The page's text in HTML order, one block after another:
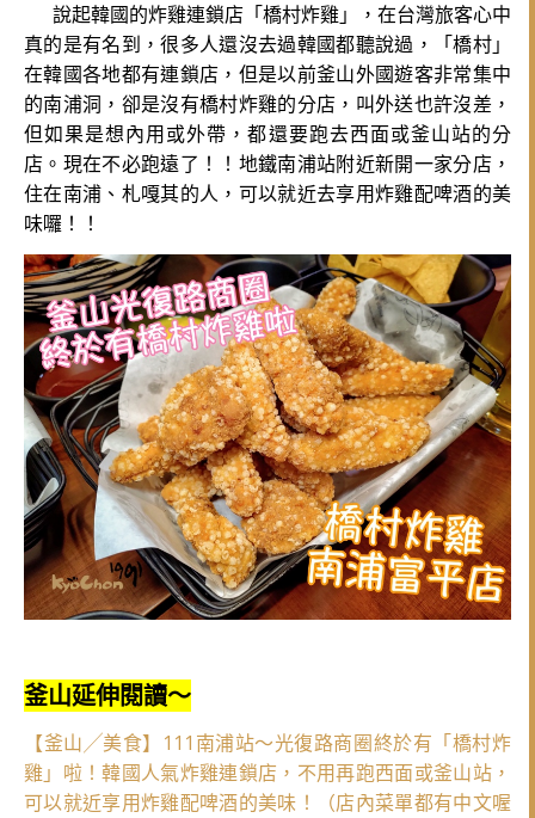
說起韓國的炸雞連鎖店「橋村炸雞」，在台灣旅客心中
真的是有名到，很多人還沒去過韓國都聽說過，「橋村」
在韓國各地都有連鎖店，但是以前釜山外國遊客非常集中
的南浦洞，卻是沒有橋村炸雞的分店，叫外送也許沒差，
但如果是想內用或外帶，都還要跑去西面或釜山站的分
店。現在不必跑遠了！！地鐵南浦站附近新開一家分店，
住在南浦、札嘎其的人，可以就近去享用炸雞配啤酒的美
味囉！！
釜山延伸閱讀～
【釜山╱美食】111南浦站～光復路商圈終於有「橋村炸
雞」啦！韓國人氣炸雞連鎖店，不用再跑西面或釜山站，
可以就近享用炸雞配啤酒的美味！（店內菜單都有中文喔